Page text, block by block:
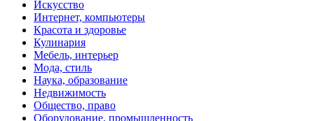
Искусство
Интернет, компьютеры
Красота и здоровье
Кулинария
Мебель, интерьер
Мода, стиль
Наука, образование
Недвижимость
Общество, право
Оборудование, промышленность